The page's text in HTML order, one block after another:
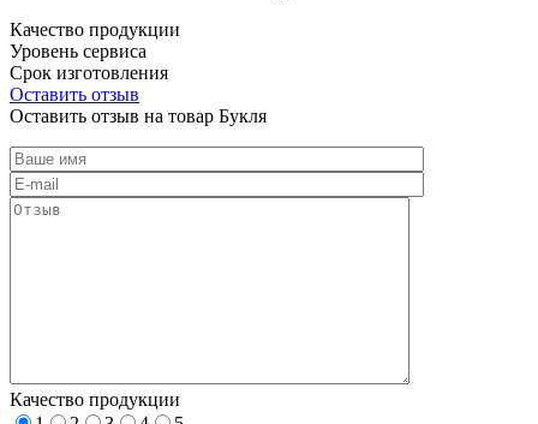
Качество продукции
Уровень сервиса
Срок изготовления
Оставить отзыв
Оставить отзыв на товар Букля
Качество продукции